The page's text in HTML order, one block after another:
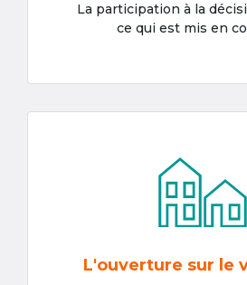
La participation à la
ce qui est mis en
L'ouverture sur le